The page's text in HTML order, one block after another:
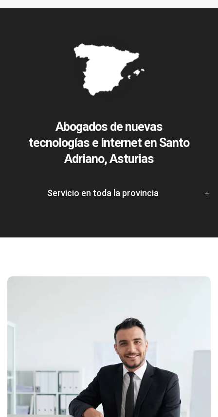
Abogados de nuevas
tecnologías e internet en Santo
Adriano, Asturias
Servicio en toda la provincia